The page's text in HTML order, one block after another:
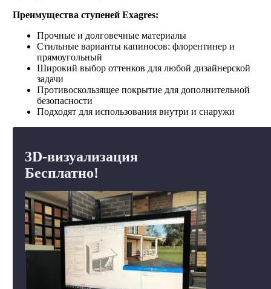
Преимущества ступеней Exagres:
Прочные и долговечные материалы
Стильные варианты капиносов: флорентинер и
прямоугольный
Широкий выбор оттенков для любой дизайнерской
задачи
Противоскользящее покрытие для дополнительной
безопасности
Подходят для использования внутри и снаружи
3D-визуализация
Бесплатно!